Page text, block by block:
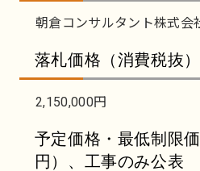
朝倉コンサルタント株式会
落札価格（消費税抜）
2,150,000円
予定価格・最低制限
円）、工事のみ公表